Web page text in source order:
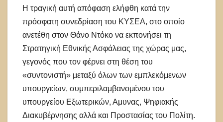
Η τραγική αυτή απόφαση ελήφθη κατά την
πρόσφατη συνεδρίαση του ΚΥΣΕΑ, στο οποίο
ανετέθη στον Θάνο Ντόκο να εκπονήσει τη
Στρατηγική Εθνικής Ασφάλειας της χώρας μας,
γεγονός που τον φέρνει στη θέση του
«συντονιστή» μεταξύ όλων των εμπλεκόμενων
υπουργείων, συμπεριλαμβανομένου του
υπουργείου Εξωτερικών, Αμυνας, Ψηφιακής
Διακυβέρνησης αλλά και Προστασίας του Πολίτη.